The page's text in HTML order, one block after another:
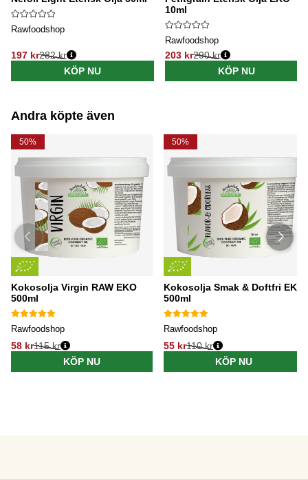
Rawfoodshop
197 kr
Ordinarie pris:
282 kr
KÖP NU
10ml
Rawfoodshop
203 kr
Ordinarie pris:
290 kr
KÖP NU
Andra köpte även
50%
Kokosolja Virgin RAW EKO
500ml
Rawfoodshop
58 kr115 kr
KÖP NU
50%
Kokosolja Smak & Doftfri EKO
500ml
Rawfoodshop
55 kr110 kr
KÖP NU